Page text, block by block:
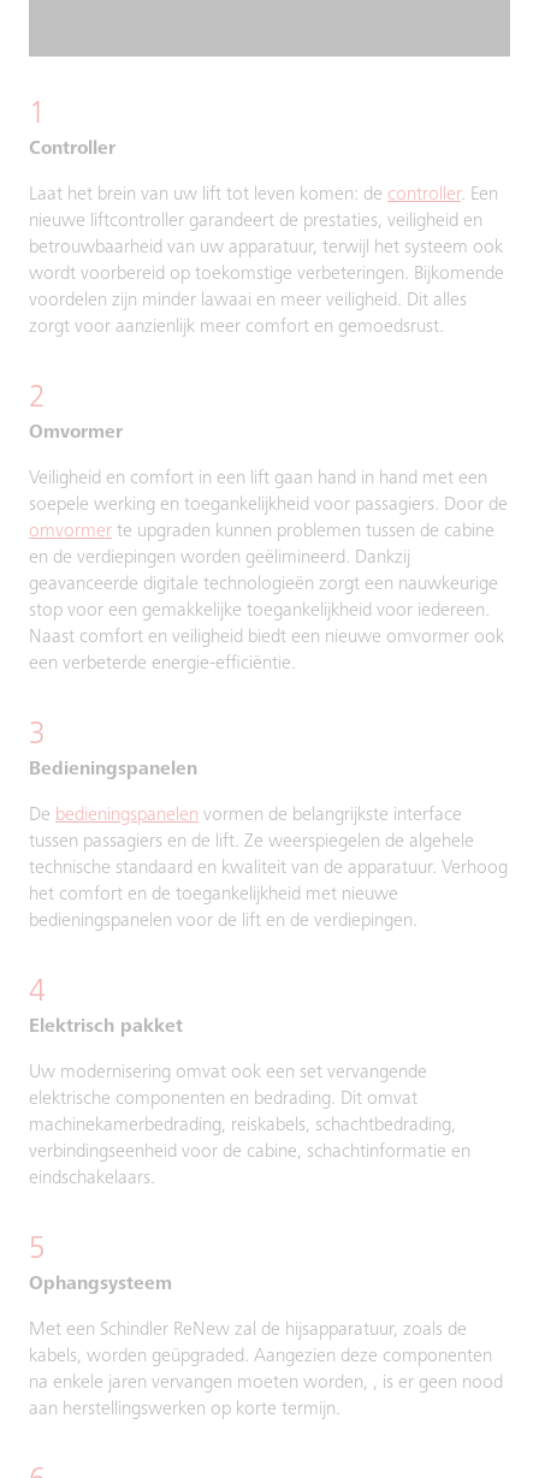
1
Controller
Laat het brein van uw lift tot leven komen: de controller. Een
nieuwe liftcontroller garandeert de prestaties, veiligheid en
betrouwbaarheid van uw apparatuur, terwijl het systeem ook
wordt voorbereid op toekomstige verbeteringen. Bijkomende
voordelen zijn minder lawaai en meer veiligheid. Dit alles
zorgt voor aanzienlijk meer comfort en gemoedsrust.
2
Omvormer
Veiligheid en comfort in een lift gaan hand in hand met een
soepele werking en toegankelijkheid voor passagiers. Door de
omvormer te upgraden kunnen problemen tussen de cabine
en de verdiepingen worden geëlimineerd. Dankzij
geavanceerde digitale technologieën zorgt een nauwkeurige
stop voor een gemakkelijke toegankelijkheid voor iedereen.
Naast comfort en veiligheid biedt een nieuwe omvormer ook
een verbeterde energie-efficiëntie.
3
Bedieningspanelen
De bedieningspanelen vormen de belangrijkste interface
tussen passagiers en de lift. Ze weerspiegelen de algehele
technische standaard en kwaliteit van de apparatuur. Verhoog
het comfort en de toegankelijkheid met nieuwe
bedieningspanelen voor de lift en de verdiepingen.
4
Elektrisch pakket
Uw modernisering omvat ook een set vervangende
elektrische componenten en bedrading. Dit omvat
machinekamerbedrading, reiskabels, schachtbedrading,
verbindingseenheid voor de cabine, schachtinformatie en
eindschakelaars.
5
Ophangsysteem
Met een Schindler ReNew zal de hijsapparatuur, zoals de
kabels, worden geüpgraded. Aangezien deze componenten
na enkele jaren vervangen moeten worden, , is er geen nood
aan herstellingswerken op korte termijn.